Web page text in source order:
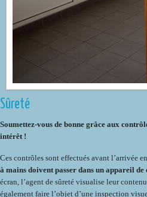
Sûreté
Soumettez-vous de bonne grâce aux
intérêt !
Ces contrôles sont effectués avant l’arrivée
à mains doivent passer dans un appareil
écran, l’agent de sûreté visualise leur
également faire l’objet d’une inspection